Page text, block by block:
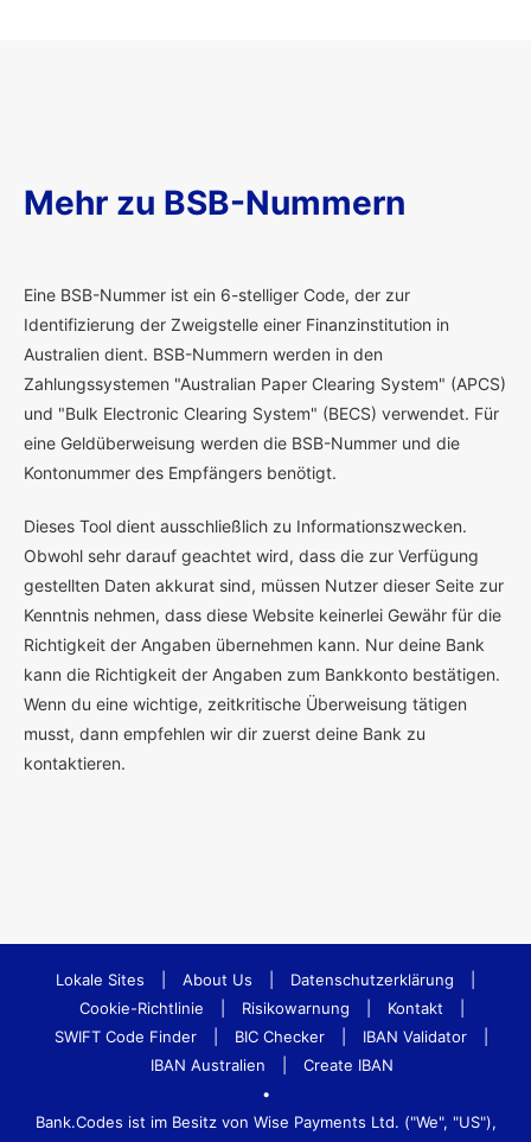
Mehr zu BSB-Nummern
Eine BSB-Nummer ist ein 6-stelliger Code, der zur
Identifizierung der Zweigstelle einer Finanzinstitution in
Australien dient. BSB-Nummern werden in den
Zahlungssystemen "Australian Paper Clearing System" (APCS)
und "Bulk Electronic Clearing System" (BECS) verwendet. Für
eine Geldüberweisung werden die BSB-Nummer und die
Kontonummer des Empfängers benötigt.
Dieses Tool dient ausschließlich zu Informationszwecken.
Obwohl sehr darauf geachtet wird, dass die zur Verfügung
gestellten Daten akkurat sind, müssen Nutzer dieser Seite zur
Kenntnis nehmen, dass diese Website keinerlei Gewähr für die
Richtigkeit der Angaben übernehmen kann. Nur deine Bank
kann die Richtigkeit der Angaben zum Bankkonto bestätigen.
Wenn du eine wichtige, zeitkritische Überweisung tätigen
musst, dann empfehlen wir dir zuerst deine Bank zu
kontaktieren.
Lokale Sites About Us Datenschutzerklärung
Cookie-Richtlinie
Risikowarnung Kontakt
SWIFT Code Finder
BIC Checker IBAN Validator
IBAN Australien
Create IBAN
•
Bank.Codes ist im Besitz von Wise Payments Ltd. ("We", "US"),